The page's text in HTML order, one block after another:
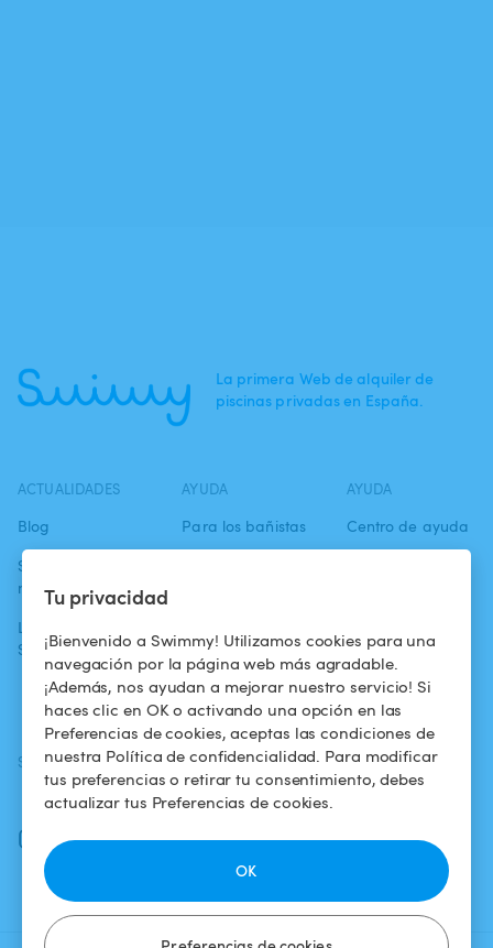
Tu privacidad
¡Bienvenido a Swimmy! Utilizamos cookies para una
navegación por la página web más agradable.
¡Además, nos ayudan a mejorar nuestro servicio! Si
haces clic en OK o activando una opción en las
Preferencias de cookies, aceptas las condiciones de
nuestra Política de confidencialidad. Para modificar
tus preferencias o retirar tu consentimiento, debes
actualizar tus Preferencias de cookies.
OK
La primera Web de alquiler de
piscinas privadas en España.
ACTUALIDADES
Blog
Swimmy en los
medios
La aventura
Swimmy
AYUDA
Para los bañistas
piscina
¿Cómo funciona?
AYUDA
Centro de ayuda
confidencialidad
Aviso legal
SÍGUENOS
Facebook
Instagram
DESCARGAR LA APP